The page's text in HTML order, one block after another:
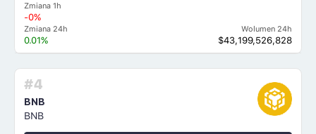
Zmiana 1h
-0%
Zmiana 24h
0.01%
Wolumen 24h
$43,199,526,828
#4
BNB
BNB